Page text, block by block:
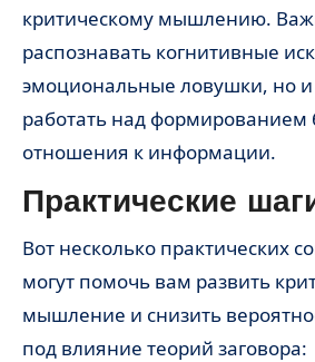
критическому мышлению.
распознавать когнитивные
эмоциональные ловушки, но и
работать над формированием
отношения к информации.
Практические
Вот несколько практических
могут помочь вам развить
мышление и снизить
под влияние теорий заговора: